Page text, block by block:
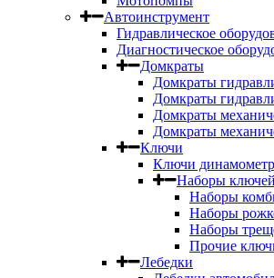
Автоинструмент
Гидравлическое
Диагностическое
Домкраты
Домкраты
Домкраты
Домкраты
Домкраты
Ключи
Ключи
Наборы ключей
Наборы
Наборы
Наборы
Прочие
Лебедки